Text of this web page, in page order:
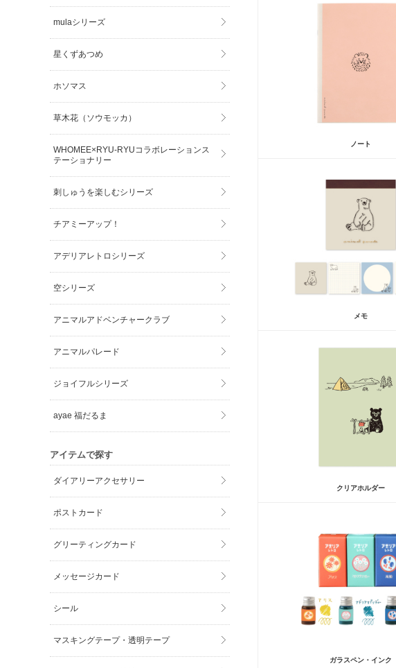
ノート
メモ
クリアホルダー
ガラスペン・インク
mulaシリーズ
星くずあつめ
ホソマス
草木花（ソウモッカ）
WHOMEE×RYU-RYUコラボレーションス
テーショナリー
刺しゅうを楽しむシリーズ
チアミーアップ！
アデリアレトロシリーズ
空シリーズ
アニマルアドベンチャークラブ
アニマルパレード
ジョイフルシリーズ
ayae 福だるま
アイテムで探す
ダイアリーアクセサリー
ポストカード
グリーティングカード
メッセージカード
シール
マスキングテープ・透明テープ